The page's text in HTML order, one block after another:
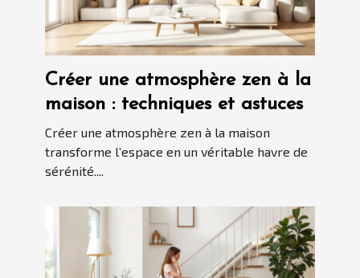
Créer une atmosphère zen à la
maison : techniques et astuces
Créer une atmosphère zen à la maison
transforme l’espace en un véritable havre de
sérénité....